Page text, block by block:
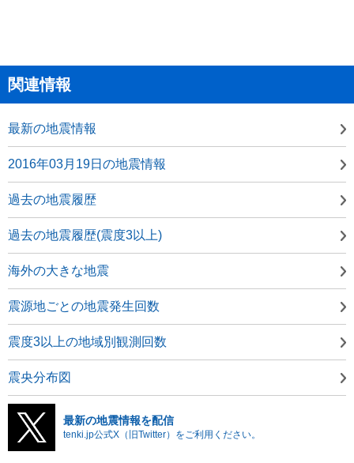
関連情報
最新の地震情報
2016年03月19日の地震情報
過去の地震履歴
過去の地震履歴(震度3以上)
海外の大きな地震
震源地ごとの地震発生回数
震度3以上の地域別観測回数
震央分布図
最新の地震情報を配信
tenki.jp公式X（旧Twitter）をご利用ください。